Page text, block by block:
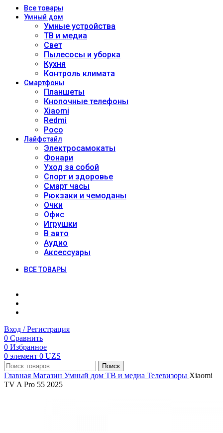
Всетовары
Умный дом
Умные устройства
ТВ и медиа
Свет
Пылесосы и уборка
Кухня
Контроль климата
Смартфоны
Планшеты
Кнопочные телефоны
Xiaomi
Redmi
Poco
Лайфстайл
Электросамокаты
Фонари
Уход за собой
Спорт и здоровье
Смарт часы
Рюкзаки и чемоданы
Очки
Офис
Игрушки
В авто
Аудио
Аксессуары
ВСЕ ТОВАРЫ
Вход / Регистрация
0 Сравнить
0 Избранное
0 элемент 0 UZS
Поиск
Главная Магазин Умный дом ТВ и медиа Телевизоры Xiaomi
TV A Pro 55 2025